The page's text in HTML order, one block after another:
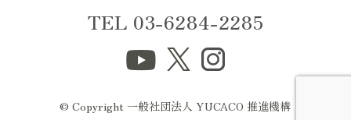
TEL 03-6284-2285
© Copyright 一般社団法人 YUCACO 推進機構